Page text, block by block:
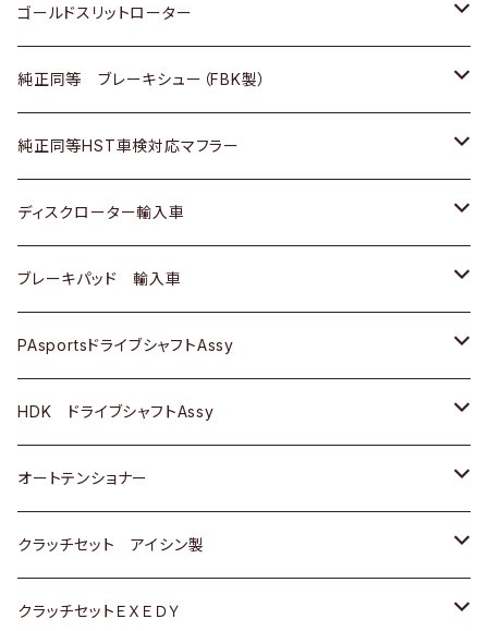
三菱ふそう
ＢＭＷ
三菱ふそう
その他
スバル
マツダ
三菱
スバル
三菱
ダイハツ
マツダ
三菱
スバル
日産
いすゞ
ダイハツ
マツダ
三菱
スバル
ＢＥＮＺ
スズキ
日産
ダイハツ
マツダ
三菱
スバル
ホンダ
日産
いすゞ
ダイハツ
マツダ
三菱
スバル
トヨタ
ホンダ
スズキ
日産
ダイハツ
マツダ
三菱
スバル
ゴールドスリットローター
トヨタ
ホンダ
スズキ
日産
ダイハツ
マツダ
三菱
スバル
純正同等 ブレーキシュー（FBK製）
ホンダ
スズキ
日産
ダイハツ
マツダ
三菱
スバル
純正同等HST車検対応マフラー
トヨタ
ホンダ
スズキ
日産
いすゞ
ダイハツ
マツダ
ディスクローター輸入車
ＡＵＤＩ
ＢＥＮＺ
ＢＭＷ
GOLF
ＷＡＧＥＮ
アストロ（シボレー）
ブレーキパッド 輸入車
ＢＥＮＺ
ＢＭＷ
ＷＡＧＥＮ
ＶＯＬＶＯ
PAsportsドライブシャフトAssy
トヨタ
ホンダ
スズキ
日産
HDK ドライブシャフトAssy
スズキ
ダイハツ
日産
オートテンショナー
トヨタ
クラッチセット アイシン製
ホンダ
クラッチセットＥＸＥＤＹ